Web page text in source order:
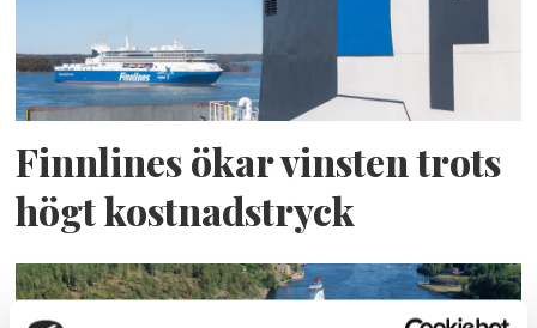
Finnlines ökar vinsten trots
högt kostnadstryck